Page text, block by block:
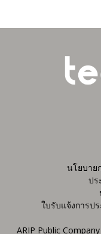
นโยบาย
ปร
ใบรับแจ้งการป
ARIP Public